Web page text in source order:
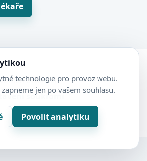
ordinací.
soukromí
Sitemap
technologie pro provoz webu.
jen po vašem souhlasu.
Povolit analytiku